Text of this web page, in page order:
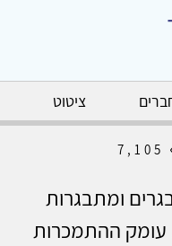
ציטוט
ומתבגרות
עומק ההתמכרות